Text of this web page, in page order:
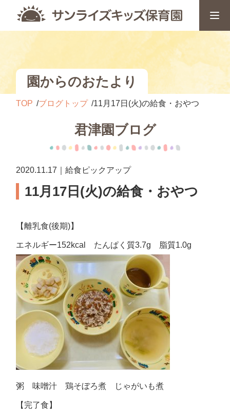
園からのおたより
TOP ブログトップ 11月17日(火)の給食・おやつ
君津園ブログ
2020.11.17｜給食ピックアップ
11月17日(火)の給食・おやつ
【離乳食(後期)】
エネルギー152kcal たんぱく質3.7g 脂質1.0g
粥 味噌汁 鶏そぼろ煮 じゃがいも煮
【完了食】